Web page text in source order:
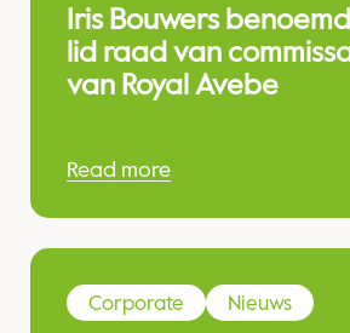
Iris Bouwers
lid raad van
van Royal Avebe
Read more
Corporate Nieuws